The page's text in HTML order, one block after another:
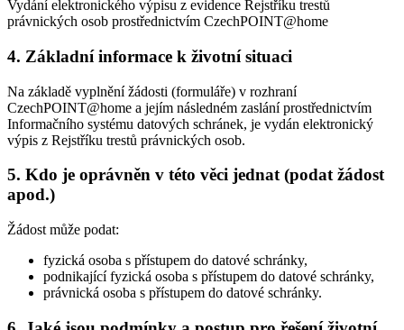
Vydání elektronického výpisu z evidence Rejstříku trestů
právnických osob prostřednictvím CzechPOINT@home
4. Základní informace k životní situaci
Na základě vyplnění žádosti (formuláře) v rozhraní
CzechPOINT@home a jejím následném zaslání prostřednictvím
Informačního systému datových schránek, je vydán elektronický
výpis z Rejstříku trestů právnických osob.
5. Kdo je oprávněn v této věci jednat (podat žádost
apod.)
Žádost může podat:
fyzická osoba s přístupem do datové schránky,
podnikající fyzická osoba s přístupem do datové schránky,
právnická osoba s přístupem do datové schránky.